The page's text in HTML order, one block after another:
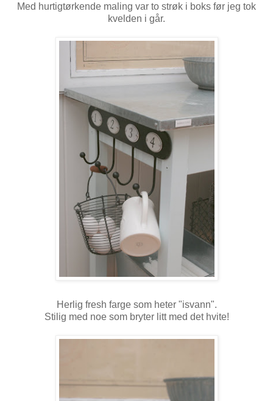
Med hurtigtørkende maling var to strøk i boks før jeg tok
kvelden i går.
Herlig fresh farge som heter "isvann".
Stilig med noe som bryter litt med det hvite!